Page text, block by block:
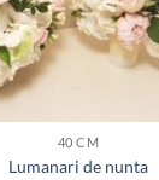
40 CM
Lumanari de nunta